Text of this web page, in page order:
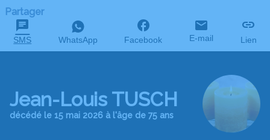
Partager
SMS WhatsApp Facebook E-mail Lien
Jean-Louis TUSCH
décédé le 15 mai 2026 à l'âge de 75 ans